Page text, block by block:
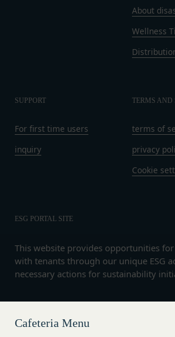
About
Wellness
SUPPORT
For first time users
inquiry
TERMS AND
terms of
privacy
Cookie
ESG PORTAL SITE
This website provides opportunities
with tenants through our unique ESG
necessary actions for sustainability
Language
English
Cafeteria Menu
適法な権利を有していることおよ
の権利を侵害していないことについ
当社は、本サービスの利用に関して
電子メールの送信、当社ウェブサイ
を行うことができるものとし、会員
ルの送信によって行う場合、会員が
け出た連絡先に対して通知を行えば
し、当該通知は通常到達すべき時に
ものとみなします。
社ウェブサイト上に掲示され、会員